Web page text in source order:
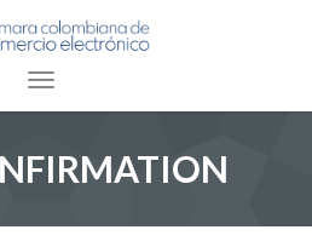
Toggle navigation